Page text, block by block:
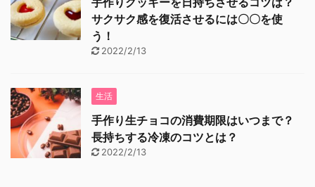
サクサク感を復活させるには〇〇を使
う！
2022/2/13
生活
手作り生チョコの消費期限はいつまで？
長持ちする冷凍のコツとは？
2022/2/13